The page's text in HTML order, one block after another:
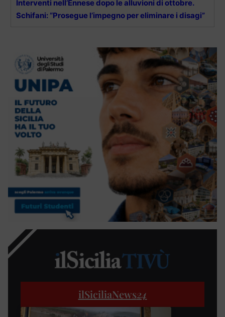
Interventi nell’Ennese dopo le alluvioni di ottobre.
Schifani: “Prosegue l’impegno per eliminare i disagi”
ilSiciliaNews24